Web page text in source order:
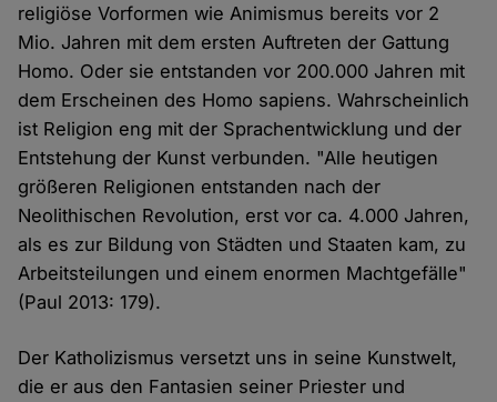
religiöse Vorformen wie Animismus bereits vor 2
Mio. Jahren mit dem ersten Auftreten der Gattung
Homo. Oder sie entstanden vor 200.000 Jahren mit
dem Erscheinen des Homo sapiens. Wahrscheinlich
ist Religion eng mit der Sprachentwicklung und der
Entstehung der Kunst verbunden. "Alle heutigen
größeren Religionen entstanden nach der
Neolithischen Revolution, erst vor ca. 4.000 Jahren,
als es zur Bildung von Städten und Staaten kam, zu
Arbeitsteilungen und einem enormen Machtgefälle"
(Paul 2013: 179).
Der Katholizismus versetzt uns in seine Kunstwelt,
die er aus den Fantasien seiner Priester und